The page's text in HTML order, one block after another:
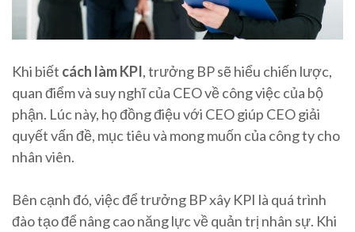
Khi biết cách làm KPI, trưởng BP sẽ hiểu chiến lược,
quan điểm và suy nghĩ của CEO về công việc của bộ
phận. Lúc này, họ đồng điệu với CEO giúp CEO giải
quyết vấn đề, mục tiêu và mong muốn của công ty cho
nhân viên.
Bên cạnh đó, việc để trưởng BP xây KPI là quá trình
đào tạo để nâng cao năng lực về quản trị nhân sự. Khi